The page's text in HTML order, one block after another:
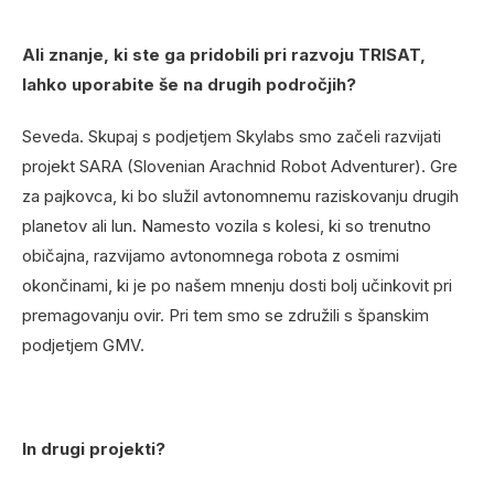
Ali znanje, ki ste ga pridobili pri razvoju TRISAT,
lahko uporabite še na drugih področjih?
Seveda. Skupaj s podjetjem Skylabs smo začeli razvijati
projekt SARA (Slovenian Arachnid Robot Adventurer). Gre
za pajkovca, ki bo služil avtonomnemu raziskovanju drugih
planetov ali lun. Namesto vozila s kolesi, ki so trenutno
običajna, razvijamo avtonomnega robota z osmimi
okončinami, ki je po našem mnenju dosti bolj učinkovit pri
premagovanju ovir. Pri tem smo se združili s španskim
podjetjem GMV.
In drugi projekti?